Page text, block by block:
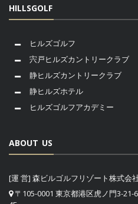
HILLSGOLF
ヒルズゴルフ
宍戸ヒルズカントリークラブ
静ヒルズカントリークラブ
静ヒルズホテル
ヒルズゴルフアカデミー
ABOUT US
[運 営] 森ビルゴルフリゾート株式会
〒105-0001 東京都港区虎ノ門3-21-